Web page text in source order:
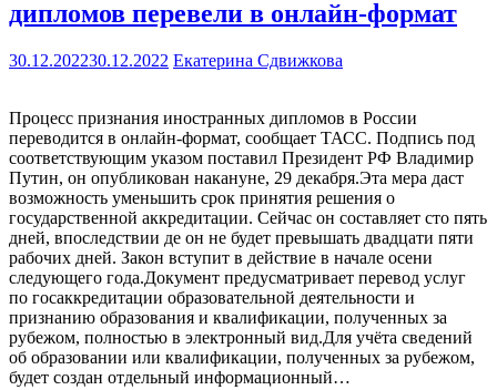
дипломов перевели в онлайн-формат
30.12.202230.12.2022 Екатерина Сдвижкова
Процесс признания иностранных дипломов в России
переводится в онлайн-формат, сообщает ТАСС. Подпись под
соответствующим указом поставил Президент РФ Владимир
Путин, он опубликован накануне, 29 декабря.Эта мера даст
возможность уменьшить срок принятия решения о
государственной аккредитации. Сейчас он составляет сто пять
дней, впоследствии де он не будет превышать двадцати пяти
рабочих дней. Закон вступит в действие в начале осени
следующего года.Документ предусматривает перевод услуг
по госаккредитации образовательной деятельности и
признанию образования и квалификации, полученных за
рубежом, полностью в электронный вид.Для учёта сведений
об образовании или квалификации, полученных за рубежом,
будет создан отдельный информационный…